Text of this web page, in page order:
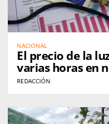
NACIONAL
El precio de la
varias horas en
REDACCIÓN